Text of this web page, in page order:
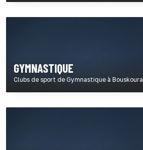
GYMNASTIQUE
Clubs de sport de Gymnastique à Bouskoura